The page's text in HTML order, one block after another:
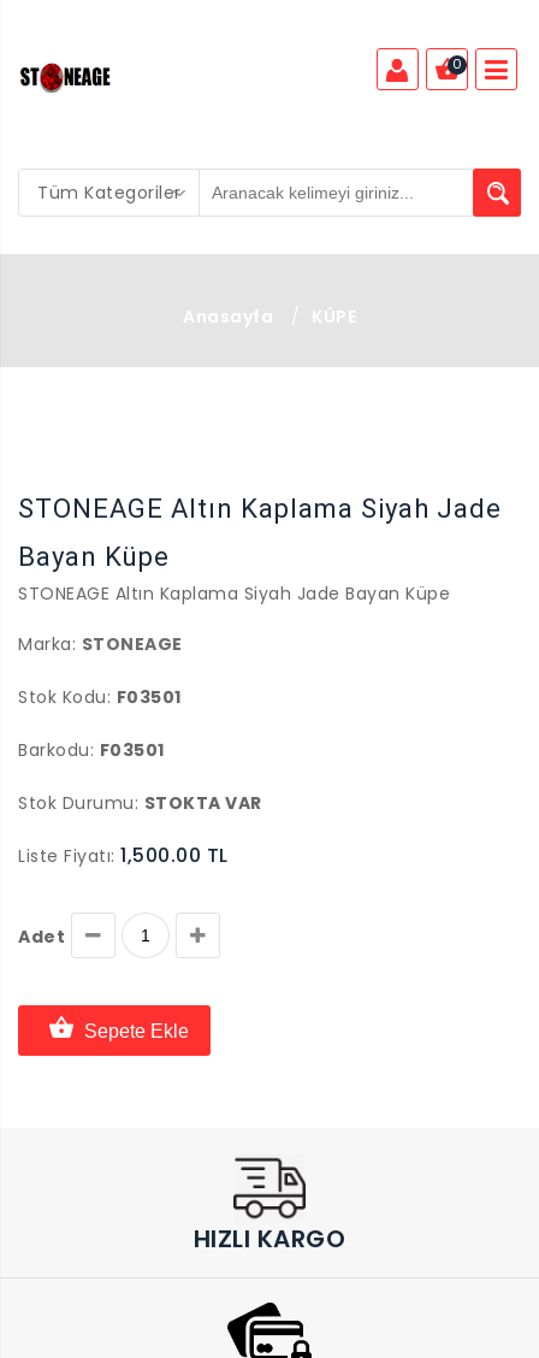
Tüm Kategoriler
0
Anasayfa / KÜPE
STONEAGE Altın Kaplama Siyah Jade
Bayan Küpe
STONEAGE Altın Kaplama Siyah Jade Bayan Küpe
Marka: STONEAGE
Stok Kodu: F03501
Barkodu: F03501
Stok Durumu: STOKTA VAR
Liste Fiyatı: 1,500.00 TL
Adet
Sepete Ekle
HIZLI KARGO